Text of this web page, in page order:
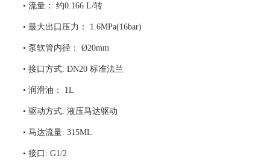
• 流量： 约0.166 L/转
• 最大出口压力： 1.6MPa(16bar)
• 泵软管内径： Ø20mm
• 接口方式: DN20 标准法兰
• 润滑油： 1L
• 驱动方式: 液压马达驱动
• 马达流量: 315ML
• 接口: G1/2